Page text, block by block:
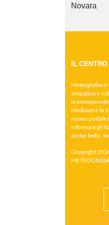
Novara
IL
Meteogiuliacci
simpatico e
le previsioni
Mediaset e la
nuovo portale
informare gli
anche bello,
Copyright